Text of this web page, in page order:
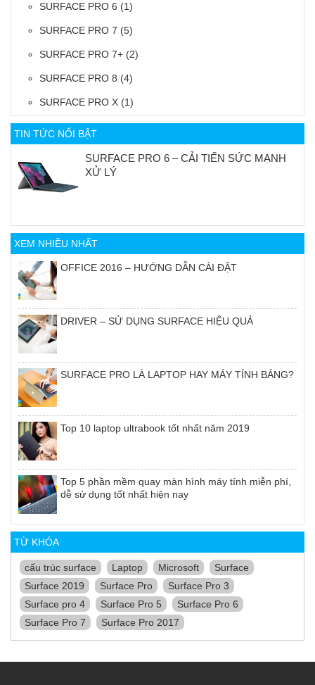
SURFACE PRO 6 (1)
SURFACE PRO 7 (5)
SURFACE PRO 7+ (2)
SURFACE PRO 8 (4)
SURFACE PRO X (1)
TIN TỨC NỔI BẬT
SURFACE PRO 6 – CẢI TIẾN SỨC MẠNH
XỬ LÝ
XEM NHIỀU NHẤT
OFFICE 2016 – HƯỚNG DẪN CÀI ĐẶT
DRIVER – SỬ DỤNG SURFACE HIỆU QUẢ
SURFACE PRO LÀ LAPTOP HAY MÁY TÍNH BẢNG?
Top 10 laptop ultrabook tốt nhất năm 2019
Top 5 phần mềm quay màn hình máy tính miễn phí,
dễ sử dụng tốt nhất hiện nay
TỪ KHÓA
cấu trúc surface Laptop Microsoft
Surface
Surface 2019
Surface Pro
Surface Pro 3
Surface pro 4
Surface Pro 5
Surface Pro 6
Surface Pro 7
Surface Pro 2017